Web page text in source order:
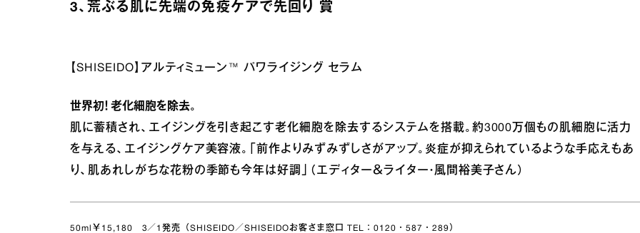
3、荒ぶる肌に先端の免疫ケアで先回り 賞
【SHISEIDO】アルティミューン™ パワライジング セラム
世界初！ 老化細胞を除去。
肌に蓄積され、エイジングを引き起こす老化細胞を除去するシステムを搭載。約3000万個もの肌細胞に活力
を与える、エイジングケア美容液。「前作よりみずみずしさがアップ。炎症が抑えられているような手応えもあ
り、肌あれしがちな花粉の季節も今年は好調」（エディター＆ライター・風間裕美子さん）
50ml￥15,180 3／1発売（SHISEIDO／SHISEIDOお客さま窓口 TEL：0120・587・289）